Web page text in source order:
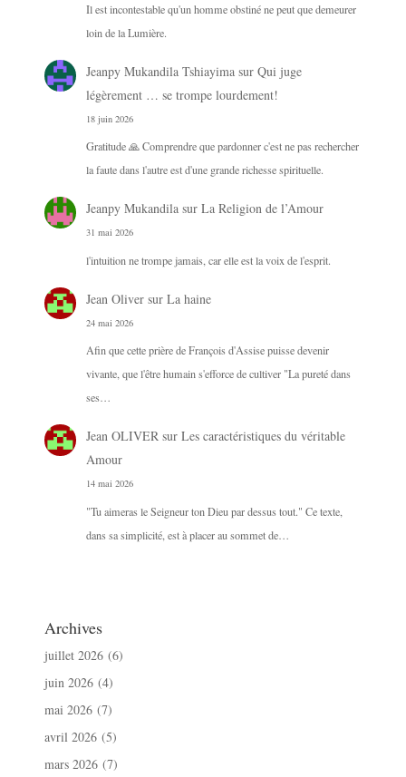
Il est incontestable qu'un homme obstiné ne peut que demeurer
loin de la Lumière.
Jeanpy Mukandila Tshiayimasur Qui juge
légèrement … se trompe lourdement!
18 juin 2026
Gratitude 🙏 Comprendre que pardonner c'est ne pas rechercher
la faute dans l'autre est d'une grande richesse spirituelle.
Jeanpy Mukandilasur La Religion de l’Amour
31 mai 2026
l'intuition ne trompe jamais, car elle est la voix de l'esprit.
Jean Oliversur La haine
24 mai 2026
Afin que cette prière de François d'Assise puisse devenir
vivante, que l'être humain s'efforce de cultiver "La pureté dans
ses…
Jean OLIVERsur Les caractéristiques du véritable
Amour
14 mai 2026
"Tu aimeras le Seigneur ton Dieu par dessus tout." Ce texte,
dans sa simplicité, est à placer au sommet de…
Archives
juillet 2026 (6)
juin 2026 (4)
mai 2026 (7)
avril 2026 (5)
mars 2026 (7)